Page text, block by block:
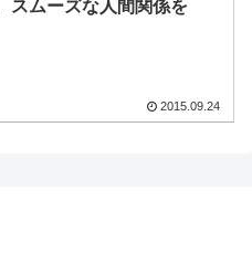
スムーズな人間関係を
2015.09.24